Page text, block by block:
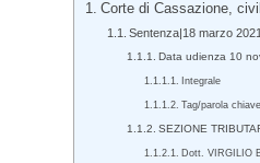
Corte di Cassazione,
Sentenza|18 marzo
Data udienza 10
Integrale
Tag/parola
SEZIONE
Dott. VIRGILIO